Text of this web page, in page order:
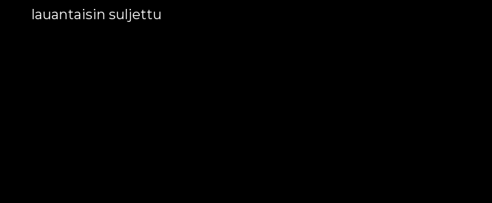
lauantaisin suljettu